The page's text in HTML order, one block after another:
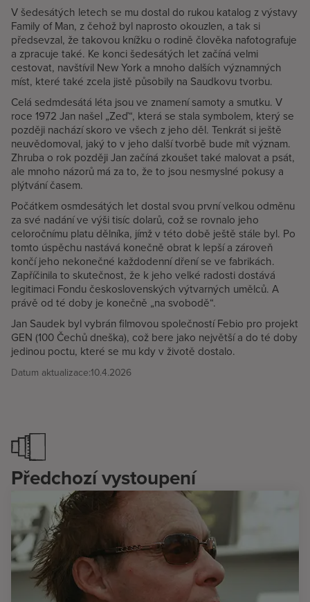
V šedesátých letech se mu dostal do rukou katalog z výstavy
Family of Man, z čehož byl naprosto okouzlen, a tak si
předsevzal, že takovou knížku o rodině člověka nafotografuje
a zpracuje také. Ke konci šedesátých let začíná velmi
cestovat, navštívil New York a mnoho dalších významných
míst, které také zcela jistě působily na Saudkovu tvorbu.
Celá sedmdesátá léta jsou ve znamení samoty a smutku. V
roce 1972 Jan našel „Zeď“, která se stala symbolem, který se
později nachází skoro ve všech z jeho děl. Tenkrát si ještě
neuvědomoval, jaký to v jeho další tvorbě bude mít význam.
Zhruba o rok později Jan začíná zkoušet také malovat a psát,
ale mnoho názorů má za to, že to jsou nesmyslné pokusy a
plýtvání časem.
Počátkem osmdesátých let dostal svou první velkou odměnu
za své nadání ve výši tisíc dolarů, což se rovnalo jeho
celoročnímu platu dělníka, jímž v této době ještě stále byl. Po
tomto úspěchu nastává konečně obrat k lepší a zároveň
končí jeho nekonečné každodenní dření se ve fabrikách.
Zapříčinila to skutečnost, že k jeho velké radosti dostává
legitimaci Fondu československých výtvarných umělců. A
právě od té doby je konečně „na svobodě“.
Jan Saudek byl vybrán filmovou společností Febio pro projekt
GEN (100 Čechů dneška), což bere jako největší a do té doby
jedinou poctu, které se mu kdy v životě dostalo.
Datum aktualizace:10.4.2026
Předchozí vystoupení